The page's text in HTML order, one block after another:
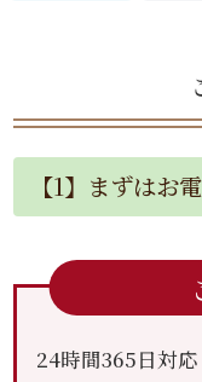
【1】まずはお
24時間365日対